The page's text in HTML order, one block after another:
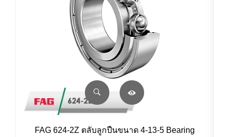
FAG 624-2Z ตลับลูกปืนขนาด 4-13-5 Bearing